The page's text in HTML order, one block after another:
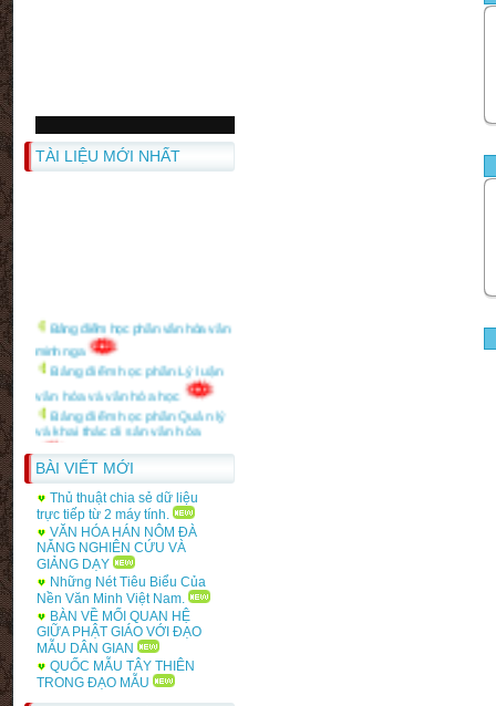
TÀI LIỆU MỚI NHẤT
minh nga
Bảng điểm học phần Lý luận
văn hóa và văn hóa học
Bảng điểm học phần Quản lý
và khai thác di sản văn hóa
Bảng điểm học phần văn hóa
và Báo Chí
Bảng điểm học phần Bảo
Tàng học
Bảng điểm học phần văn hóa,
văn minh Anh
BÀI VIẾT MỚI
Thủ thuật chia sẻ dữ liệu
trực tiếp từ 2 máy tính.
VĂN HÓA HÁN NÔM ĐÀ
NẴNG NGHIÊN CỨU VÀ
GIẢNG DẠY
Những Nét Tiêu Biểu Của
Nền Văn Minh Việt Nam.
BÀN VỀ MỐI QUAN HỆ
GIỮA PHẬT GIÁO VỚI ĐẠO
MẪU DÂN GIAN
QUỐC MẪU TÂY THIÊN
TRONG ĐẠO MẪU